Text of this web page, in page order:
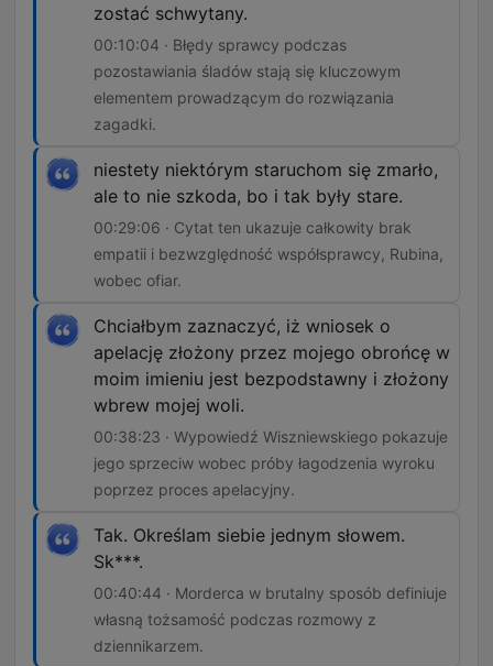
zostać schwytany.
00:10:04 · Błędy sprawcy podczas
pozostawiania śladów stają się kluczowym
elementem prowadzącym do rozwiązania
zagadki.
niestety niektórym staruchom się zmarło,
ale to nie szkoda, bo i tak były stare.
00:29:06 · Cytat ten ukazuje całkowity brak
empatii i bezwzględność współsprawcy, Rubina,
wobec ofiar.
Chciałbym zaznaczyć, iż wniosek o
apelację złożony przez mojego obrońcę w
moim imieniu jest bezpodstawny i złożony
wbrew mojej woli.
00:38:23 · Wypowiedź Wiszniewskiego pokazuje
jego sprzeciw wobec próby łagodzenia wyroku
poprzez proces apelacyjny.
Tak. Określam siebie jednym słowem.
Sk***.
00:40:44 · Morderca w brutalny sposób definiuje
własną tożsamość podczas rozmowy z
dziennikarzem.